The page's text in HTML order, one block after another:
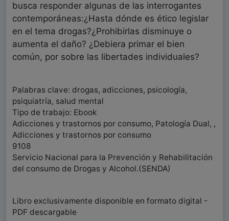
busca responder algunas de las interrogantes
contemporáneas:¿Hasta dónde es ético legislar
en el tema drogas?¿Prohibirlas disminuye o
aumenta el daño? ¿Debiera primar el bien
común, por sobre las libertades individuales?
Palabras clave: drogas, adicciones, psicología,
psiquiatría, salud mental
Tipo de trabajo: Ebook
Adicciones y trastornos por consumo, Patología Dual, ,
Adicciones y trastornos por consumo
9108
Servicio Nacional para la Prevención y Rehabilitación
del consumo de Drogas y Alcohol.(SENDA)
Libro exclusivamente disponible en formato digital -
PDF descargable